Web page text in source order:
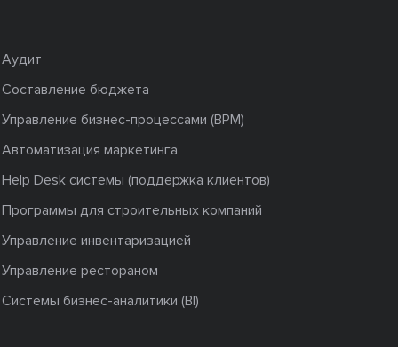
Аудит
Составление бюджета
Управление бизнес-процессами (BPM)
Автоматизация маркетинга
Help Desk системы (поддержка клиентов)
Программы для строительных компаний
Управление инвентаризацией
Управление рестораном
Системы бизнес-аналитики (BI)